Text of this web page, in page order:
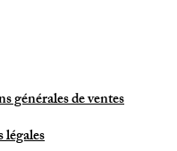
générales de ventes